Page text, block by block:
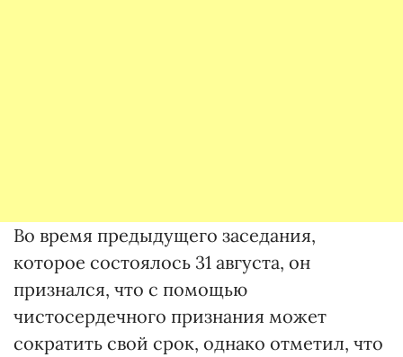
Во время предыдущего заседания,
которое состоялось 31 августа, он
признался, что с помощью
чистосердечного признания может
сократить свой срок, однако отметил, что